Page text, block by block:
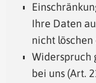
Ihre Daten
nicht löschen
Widerspruch
bei uns (Art.